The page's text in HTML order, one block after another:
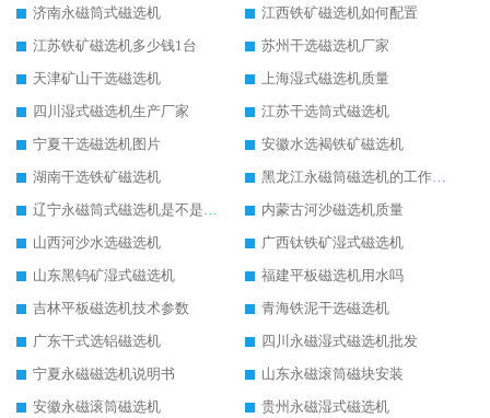
济南永磁筒式磁选机
江西铁矿磁选机如何配置
江苏铁矿磁选机多少钱1台
苏州干选磁选机厂家
天津矿山干选磁选机
上海湿式磁选机质量
四川湿式磁选机生产厂家
江苏干选筒式磁选机
宁夏干选磁选机图片
安徽水选褐铁矿磁选机
湖南干选铁矿磁选机
黑龙江永磁筒磁选机的工作原理
辽宁永磁筒式磁选机是不是强磁
内蒙古河沙磁选机质量
山西河沙水选磁选机
广西钛铁矿湿式磁选机
山东黑钨矿湿式磁选机
福建平板磁选机用水吗
吉林平板磁选机技术参数
青海铁泥干选磁选机
广东干式选铝磁选机
四川永磁湿式磁选机批发
宁夏永磁磁选机说明书
山东永磁滚筒磁块安装
安徽永磁滚筒磁选机
贵州永磁湿式磁选机